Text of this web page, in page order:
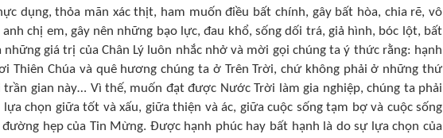
dụng, thỏa mãn xác thịt, ham muốn điều bất chính, gây bất hòa, chia rẽ, vô
chị em, gây nên những bạo lực, đau khổ, sống dối trá, giả hình, bóc lột, bất
giá trị của Chân Lý luôn nhắc nhở và mời gọi chúng ta ý thức rằng: hạnh
Thiên Chúa và quê hương chúng ta ở Trên Trời, chứ không phải ở những thứ
gian này… Vì thế, muốn đạt được Nước Trời làm gia nghiệp, chúng ta phải
chọn giữa tốt và xấu, giữa thiện và ác, giữa cuộc sống tạm bợ và cuộc sống
hẹp của Tin Mừng. Được hạnh phúc hay bất hạnh là do sự lựa chọn của